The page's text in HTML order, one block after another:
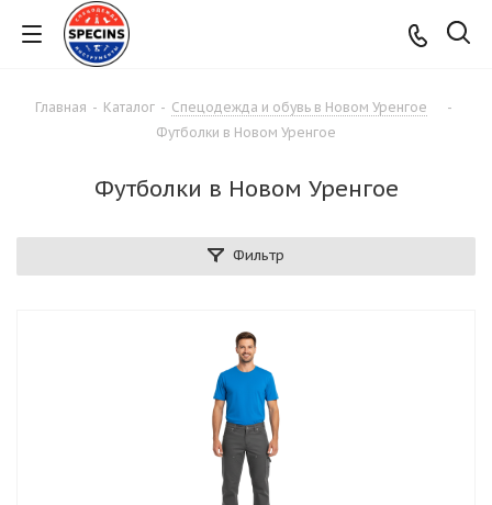
Главная - Каталог - Спецодежда и обувь в Новом Уренгое
-
Футболки в Новом Уренгое
Футболки в Новом Уренгое
Фильтр